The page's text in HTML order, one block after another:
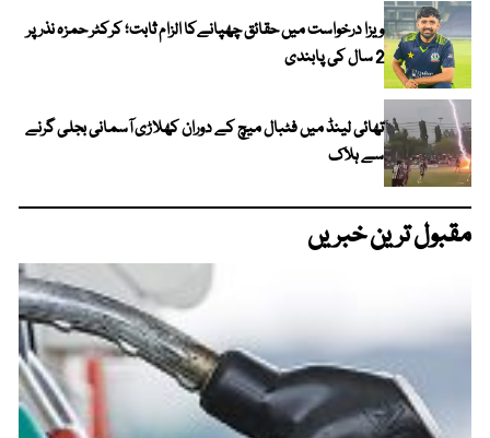
ویزا درخواست میں حقائق چھپانےکا الزام ثابت؛ کرکٹر حمزہ نذر پر
2 سال کی پابندی
تھائی لینڈ میں فٹبال میچ کے دوران کھلاڑی آسمانی بجلی گرنے
سے ہلاک
مقبول ترین خبریں